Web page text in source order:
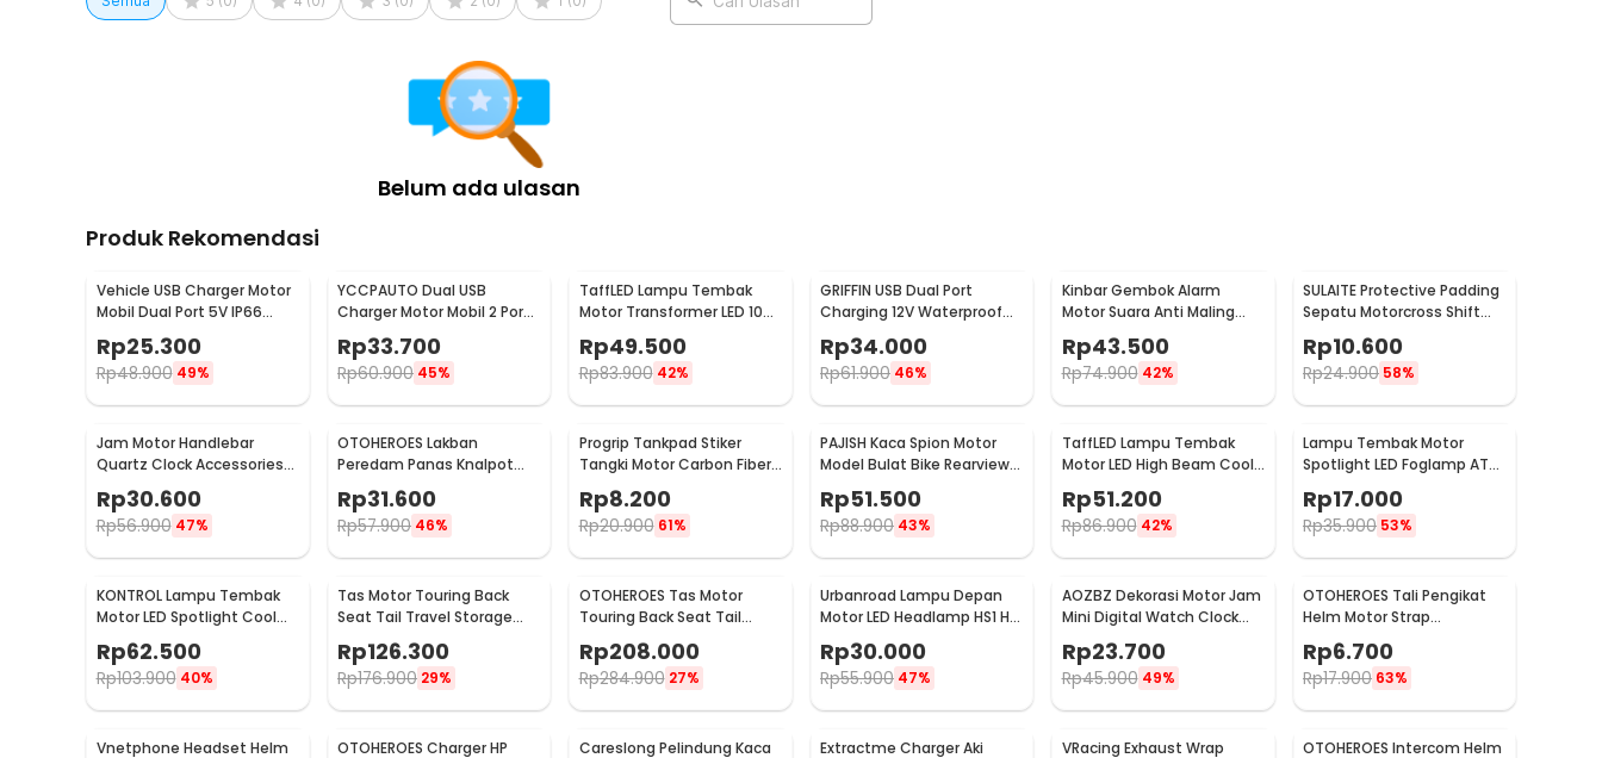
Belum ada ulasan
Produk Rekomendasi
Vehicle USB Charger Motor
Mobil Dual Port 5V IP66
Splashproof - 42557
Rp25.300
Rp48.900 49%
YCCPAUTO Dual USB
Charger Motor Mobil 2 Port
DC 12-24V 3.1A 1 PCS - CJ-
L040
Rp33.700
Rp60.900 45%
TaffLED Lampu Tembak
Motor Transformer LED 1098
U5
Rp49.500
Rp83.900 42%
GRIFFIN USB Dual Port
Charging 12V Waterproof
for Motorcycle - QC2
Rp34.000
Rp61.900 46%
Kinbar Gembok Alarm
Motor Suara Anti Maling
Lock Sirene 10mm - GA14
Rp43.500
Rp74.900 42%
SULAITE Protective Padding
Sepatu Motorcross Shift
Pad 1 PCS - GT-106
Rp10.600
Rp24.900 58%
Jam Motor Handlebar
Quartz Clock Accessories
Zinc Alloy - MT-WTCP
Rp30.600
Rp56.900 47%
OTOHEROES Lakban
Peredam Panas Knalpot
Motor Exhaust Wrap 50mm
10M - MP-001
Rp31.600
Rp57.900 46%
Progrip Tankpad Stiker
Tangki Motor Carbon Fiber
- BKK-14UD
Rp8.200
Rp20.900 61%
PAJISH Kaca Spion Motor
Model Bulat Bike Rearview
20004
Rp51.500
Rp88.900 43%
TaffLED Lampu Tembak
Motor LED High Beam Cool
Rp51.200
Rp86.900 42%
Lampu Tembak Motor
Spotlight LED Foglamp ATV
Rp17.000
Rp35.900 53%
KONTROL Lampu Tembak
Motor LED Spotlight Cool
White IP65 8W 9-20V - U7
Rp62.500
Rp103.900 40%
Tas Motor Touring Back
Seat Tail Travel Storage
Bag - 666789
Rp126.300
Rp176.900 29%
OTOHEROES Tas Motor
Touring Back Seat Tail
Storage Bag PU Leather -
RR9014
Rp208.000
Rp284.900 27%
Urbanroad Lampu Depan
Motor LED Headlamp HS1 H4
Cool White 6W 12V
Rp30.000
Rp55.900 47%
AOZBZ Dekorasi Motor Jam
Mini Digital Watch Clock
Waterproof IP64 - 118i
Rp23.700
Rp45.900 49%
OTOHEROES Tali Pengikat
Helm Motor Strap
Adjustable 2 Hook 60cm -
WP01
Rp6.700
Rp17.900 63%
Vnetphone Headset Helm
OTOHEROES Charger HP
Careslong Pelindung Kaca
Extractme Charger Aki
VRacing Exhaust Wrap
OTOHEROES Intercom Helm